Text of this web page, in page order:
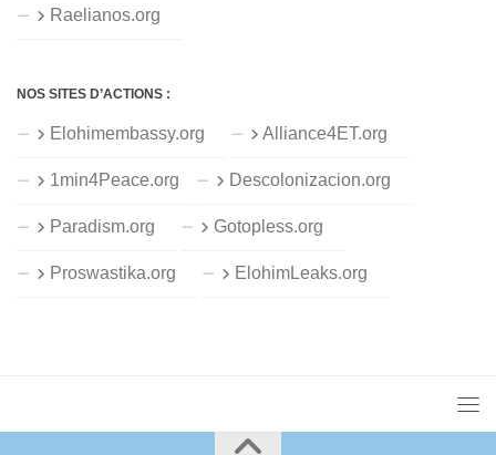
Raelianos.org
NOS SITES D’ACTIONS :
Elohimembassy.org Alliance4ET.org
1min4Peace.org Descolonizacion.org
Paradism.org Gotopless.org
Proswastika.org ElohimLeaks.org